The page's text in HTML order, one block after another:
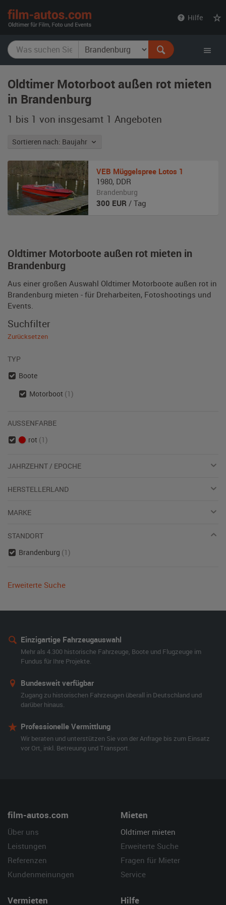
Hilfe
Oldtimer Motorboot außen rot mieten
in Brandenburg
1 bis 1 von insgesamt 1 Angeboten
Sortieren nach: Baujahr
Oldtimer Motorboote außen rot mieten in
Brandenburg
Aus einer großen Auswahl Oldtimer Motorboote außen rot in
Brandenburg mieten - für Dreharbeiten, Fotoshootings und
Events.
VEB Müggelspree Lotos 1
1980, DDR
Brandenburg
300 EUR / Tag
Suchfilter
Zurücksetzen
TYP
Boote
Motorboot (1)
AUSSENFARBE
rot (1)
JAHRZEHNT / EPOCHE
HERSTELLERLAND
MARKE
STANDORT
Brandenburg (1)
Erweiterte Suche
Einzigartige Fahrzeugauswahl
Mehr als 4.300 historische Fahrzeuge, Boote und Flugzeuge im
Fundus für Ihre Projekte.
Bundesweit verfügbar
Zugang zu historischen Fahrzeugen überall in Deutschland und
darüber hinaus.
Professionelle Vermittlung
Wir beraten und unterstützen Sie von der Anfrage bis zum Einsatz
vor Ort, inkl. Betreuung und Transport.
film-autos.com
Über uns
Leistungen
Referenzen
Kundenmeinungen
Mieten
Oldtimer mieten
Erweiterte Suche
Fragen für Mieter
Service
Vermieten Hilfe